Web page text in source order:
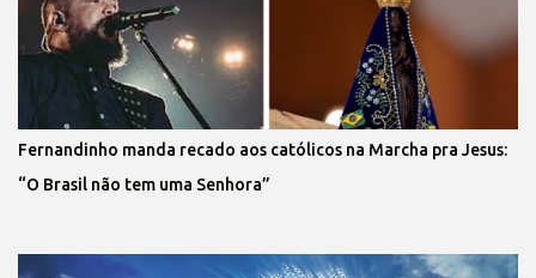
Fernandinho manda recado aos católicos na Marcha pra Jesus:
“O Brasil não tem uma Senhora”